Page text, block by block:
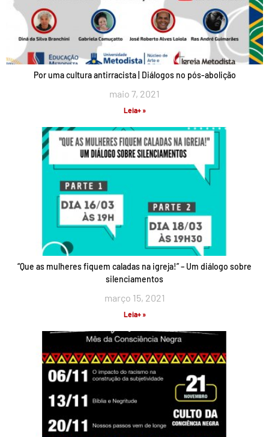
Por uma cultura antirracista | Diálogos no pós-abolição
maio 7, 2021
Leia+ »
“Que as mulheres fiquem caladas na igreja!” – Um diálogo sobre
silenciamentos
março 15, 2021
Leia+ »